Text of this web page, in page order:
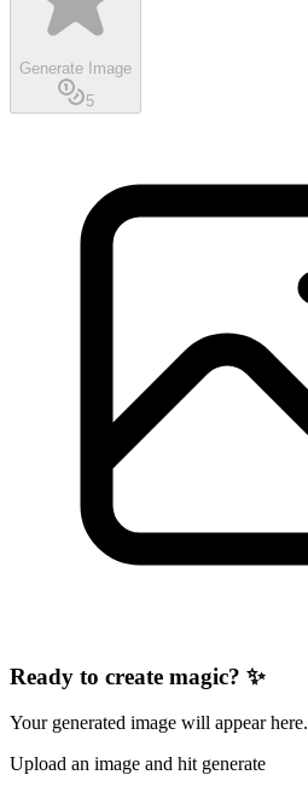
Generate Image
5
Ready to create magic? ✨
Your generated image will appear here.
Upload an image and hit generate